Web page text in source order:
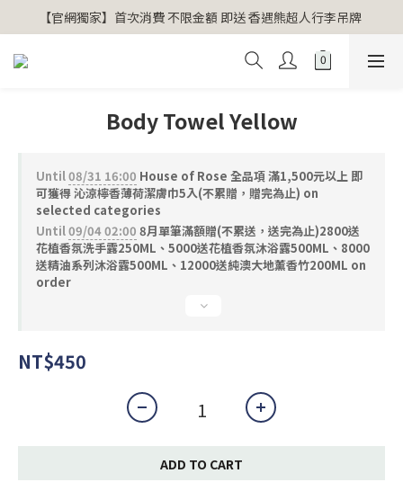
【官網獨家】首次消費 不限金額 即送 香遇熊超人行李吊牌
【官網獨家】首次消費 不限金額 即送 香遇熊超人行李吊牌
安心專用淨化包10入X3 原價960元 特價680元
【官網獨家】首次消費 不限金額 即送 香遇熊超人行李吊牌
Body Towel Yellow
Until08/31 16:00 House of Rose 全品項 滿1,500元以上 即
可獲得 沁涼檸香薄荷潔膚巾5入(不累贈，贈完為止) on
selected categories
Until09/04 02:00 8月單筆滿額贈(不累送，送完為止)2800送
花植香氛洗手露250ML、5000送花植香氛沐浴露500ML、8000
送精油系列沐浴露500ML、12000送純澳大地薰香竹200ML on
order
NT$450
ADD TO CART